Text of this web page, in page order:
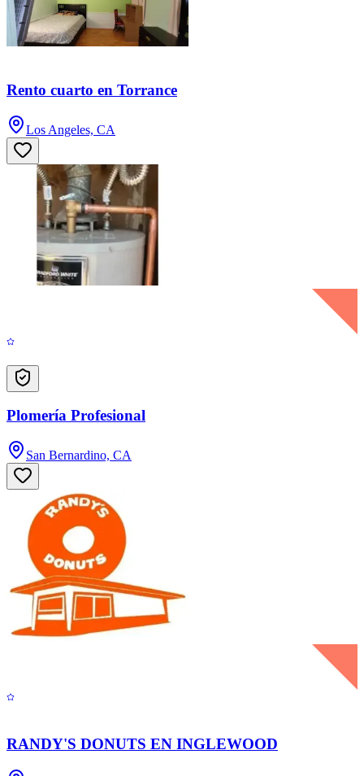
Rento cuarto en Torrance
Los Angeles, CA
Plomería Profesional
San Bernardino, CA
RANDY'S DONUTS EN INGLEWOOD